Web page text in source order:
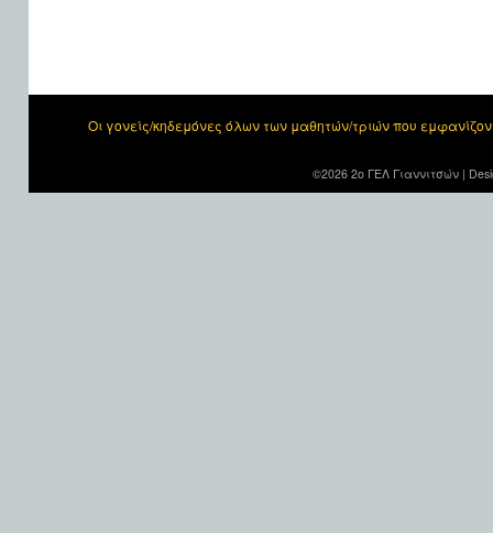
Οι γονείς/κηδεμόνες όλων των μαθητών/τριών που
©2026 2ο ΓΕΛ Γιαννιτσών |